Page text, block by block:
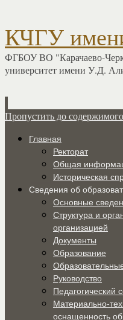
КЧГУ
ФГБОУ ВО "Карачаево-
университет имени У.Д.
Пропустить до содержимого
Главная
Ректорат
Общая
Историческая
Сведения об
Основные
Структура и
организацией
Документы
Образование
Руководство
Педагогический
Материально-
оснащенность